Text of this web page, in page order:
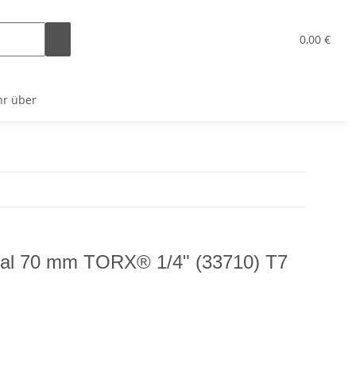
0,00 €
über
70 mm TORX® 1/4" (33710) T7